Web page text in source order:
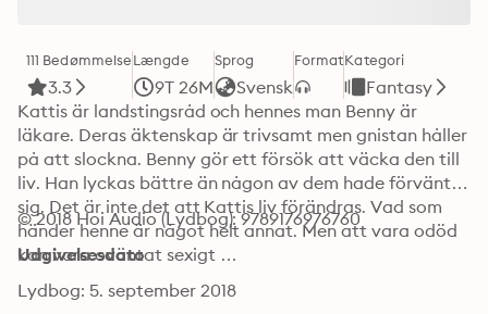
111 Bedømmelse
3.3
Længde
9T 26M
Sprog
Svensk
FormatKategori
Fantasy
Kattis är landstingsråd och hennes man Benny är
läkare. Deras äktenskap är trivsamt men gnistan håller
på att slockna. Benny gör ett försök att väcka den till
liv. Han lyckas bättre än någon av dem hade förväntat
sig. Det är inte det att Kattis liv förändras. Vad som
händer henne är något helt annat. Men att vara odöd
kan vara oväntat sexigt …
© 2018 Hoi Audio (Lydbog): 9789176976760
Udgivelsesdato
Lydbog: 5. september 2018